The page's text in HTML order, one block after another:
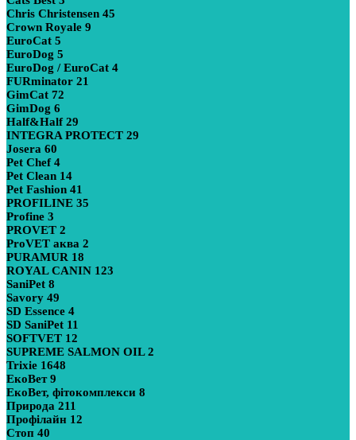
Chris Christensen 45
Crown Royale 9
EuroCat 5
EuroDog 5
EuroDog / EuroCat 4
FURminator 21
GimCat 72
GimDog 6
Half&Half 29
INTEGRA PROTECT 29
Josera 60
Pet Chef 4
Pet Clean 14
Pet Fashion 41
PROFILINE 35
Profine 3
PROVET 2
ProVET аква 2
PURAMUR 18
ROYAL CANIN 123
SaniPet 8
Savory 49
SD Essence 4
SD SaniPet 11
SOFTVET 12
SUPREME SALMON OIL2
Trixie 1648
ЕкоВет9
ЕкоВет, фітокомплекси 8
Природа 211
Профілайн 12
Стоп 40